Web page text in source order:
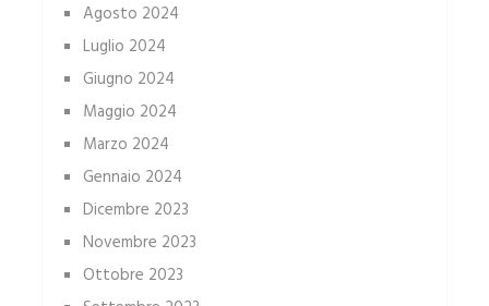
Agosto 2024
Luglio 2024
Giugno 2024
Maggio 2024
Marzo 2024
Gennaio 2024
Dicembre 2023
Novembre 2023
Ottobre 2023